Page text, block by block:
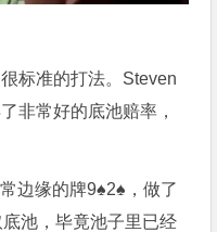
标准的打法。Steven
非常好的底池赔率，
边缘的牌9♠2♠，做了
池，毕竟池子里已经